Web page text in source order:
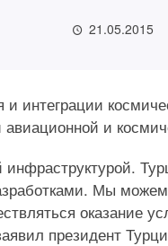
21.05.2015
интеграции
авиационной и
инфраструктурой.
Мы
оказание
президент